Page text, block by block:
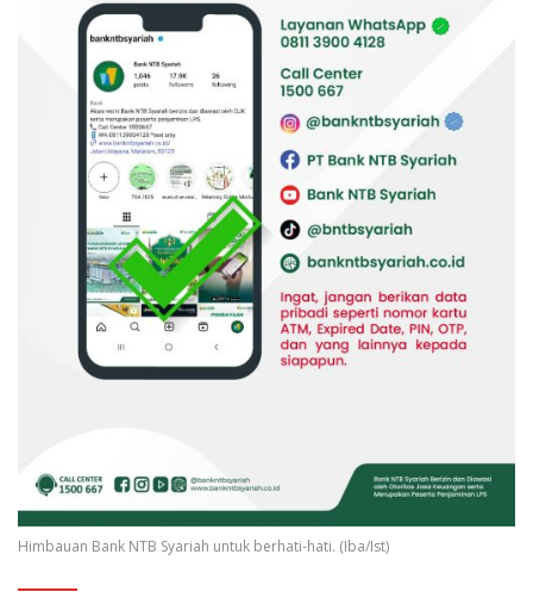
Himbauan Bank NTB Syariah untuk berhati-hati. (Iba/Ist)